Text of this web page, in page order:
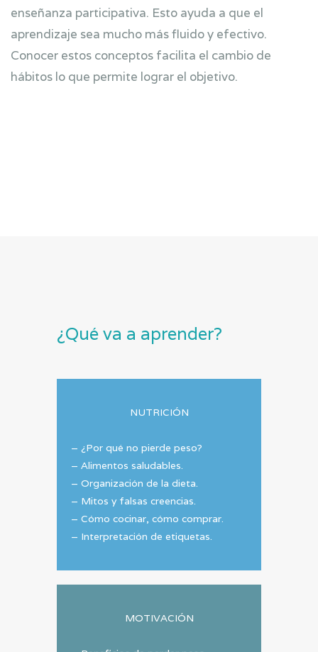
enseñanza participativa. Esto ayuda a que el
aprendizaje sea mucho más fluido y efectivo.
Conocer estos conceptos facilita el cambio de
hábitos lo que permite lograr el objetivo.
¿Qué va a aprender?
NUTRICIÓN
– ¿Por qué no pierde peso?
– Alimentos saludables.
– Organización de la dieta.
– Mitos y falsas creencias.
– Cómo cocinar, cómo comprar.
– Interpretación de etiquetas.
MOTIVACIÓN